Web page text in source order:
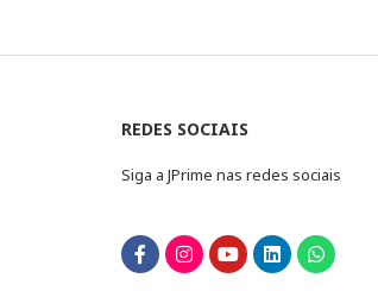
REDES SOCIAIS
Siga a JPrime nas redes sociais